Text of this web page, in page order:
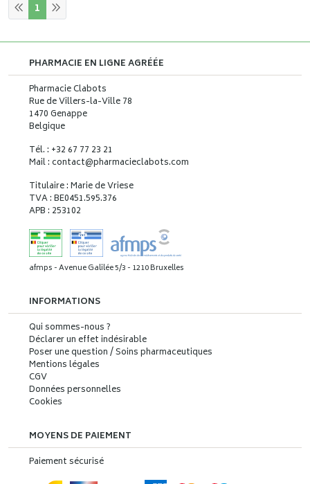
1
PHARMACIE EN LIGNE AGRÉÉE
Pharmacie Clabots
Rue de Villers-la-Ville 78
1470 Genappe
Belgique
Tél. : +32 67 77 23 21
Mail : contact@pharmacieclabots.com
Titulaire : Marie de Vriese
TVA : BE0451.595.376
APB : 253102
afmps - Avenue Galilée 5/3 - 1210 Bruxelles
INFORMATIONS
Qui sommes-nous ?
Déclarer un effet indésirable
Poser une question / Soins pharmaceutiques
Mentions légales
CGV
Données personnelles
Cookies
MOYENS DE PAIEMENT
Paiement sécurisé